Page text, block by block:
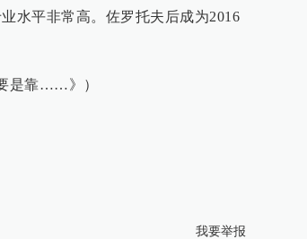
水平非常高。佐罗托夫后成为2016
是靠……》）
我要举报